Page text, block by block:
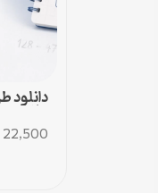
ریاضی
22,500